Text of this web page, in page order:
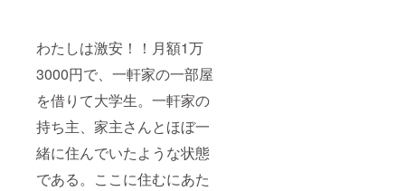
わたしは激安！！月額1万
3000円で、一軒家の一部屋
を借りて大学生。一軒家の
持ち主、家主さんとほぼ一
緒に住んでいたような状態
である。ここに住むにあた